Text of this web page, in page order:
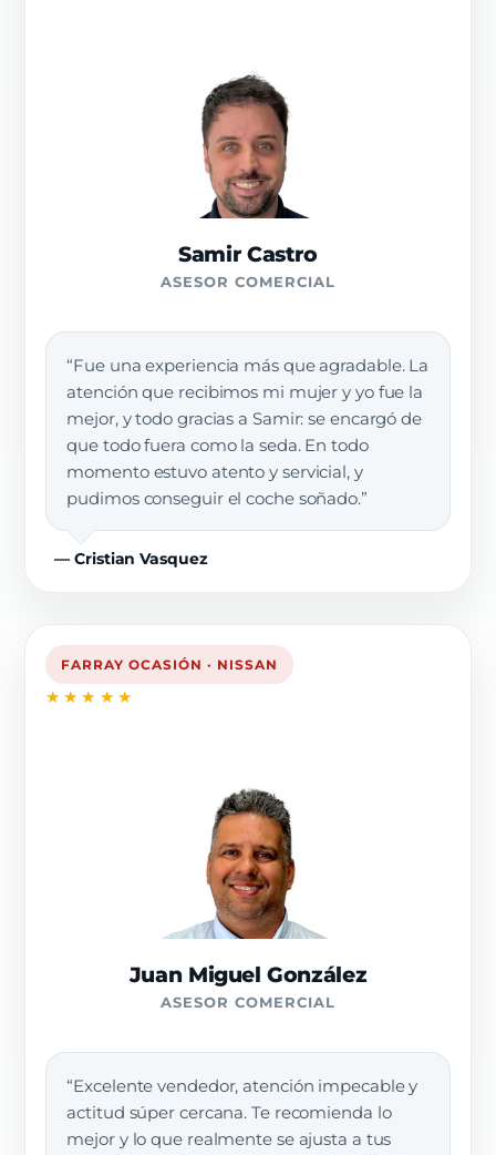
Samir Castro
ASESOR COMERCIAL
“Fue una experiencia más que agradable. La
atención que recibimos mi mujer y yo fue la
mejor, y todo gracias a Samir: se encargó de
que todo fuera como la seda. En todo
momento estuvo atento y servicial, y
pudimos conseguir el coche soñado.”
— Cristian Vasquez
FARRAY OCASIÓN · NISSAN
★★★★★
Juan Miguel González
ASESOR COMERCIAL
“Excelente vendedor, atención impecable y
actitud súper cercana. Te recomienda lo
mejor y lo que realmente se ajusta a tus